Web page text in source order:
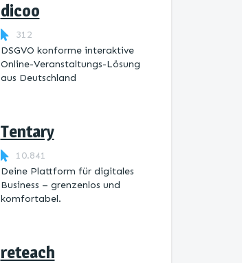
dicoo
312
DSGVO konforme interaktive
Online-Veranstaltungs-Lösung
aus Deutschland
Tentary
10.841
Deine Plattform für digitales
Business – grenzenlos und
komfortabel.
reteach